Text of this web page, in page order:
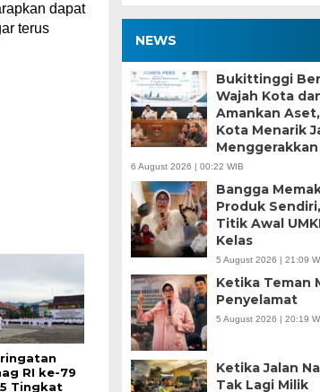
dapat
terus
RI ke-79
Tingkat
NEWS
Bukittinggi
Wajah Kota
Amankan
Kota Menarik
6 August 2026 | 00:22 WIB
Bangga
Produk
Titik Awal
Kelas
5 August 2026 | 21:09
Ketika Teman
Penyelamat
5 August 2026 | 20:19
Ketika Jalan
Tak Lagi Milik